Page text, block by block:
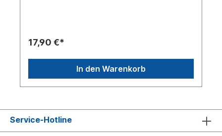
17,90 €*
In den Warenkorb
Service-Hotline